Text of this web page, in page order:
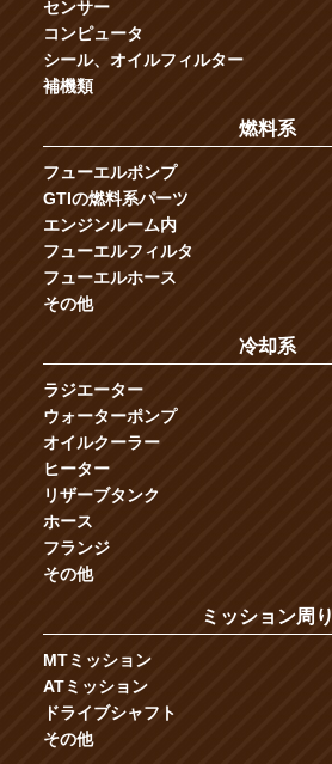
センサー
コンピュータ
シール、オイルフィルター
補機類
燃料系
フューエルポンプ
GTIの燃料系パーツ
エンジンルーム内
フューエルフィルタ
フューエルホース
その他
冷却系
ラジエーター
ウォーターポンプ
オイルクーラー
ヒーター
リザーブタンク
ホース
フランジ
その他
ミッション周り
MTミッション
ATミッション
ドライブシャフト
その他